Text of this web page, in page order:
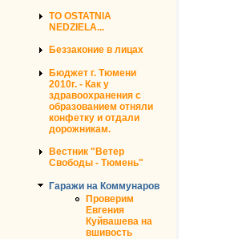
TO OSTATNIA
NEDZIELA...
Беззаконие в лицах
Бюджет г. Тюмени
2010г. - Как у
здравоохранения с
образованием отняли
конфетку и отдали
дорожникам.
Вестник "Ветер
Свободы - Тюмень"
Гаражи на Коммунаров
Проверим
Евгения
Куйвашева на
вшивость